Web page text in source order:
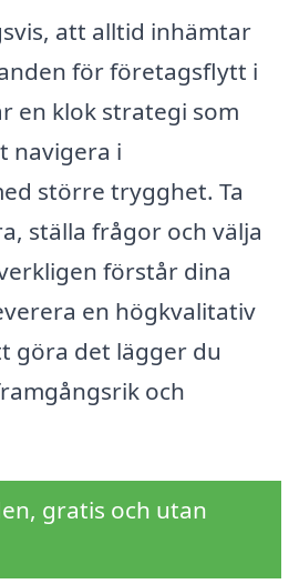
att alltid inhämtar
för företagsflytt i
en klok strategi som
navigera i
större trygghet. Ta
ställa frågor och välja
förstår dina
en högkvalitativ
göra det lägger du
och
gratis och utan